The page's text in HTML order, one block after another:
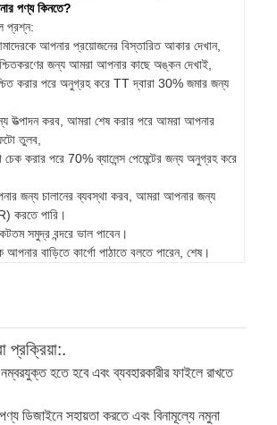
পণ্য কিনতে?
প্রশ্ন:
আপনার প্রয়োজনের বিস্তারিত আকার দেখান,
জন্য আমরা আপনার কাছে অঙ্কন দেখাই,
করার পরে অনুগ্রহ করে TT দ্বারা 30% জমার জন্য
করব, আমরা শেষ করার পরে আমরা আপনার
তুলব,
করার পরে 70% ব্যালেন্স পেমেন্টের জন্য অনুগ্রহ করে
জন্য চালানের ব্যবস্থা করব, আমরা আপনার জন্য
করতে পারি।
সমুদ্র বন্দরে ভাল পাবেন।
বাড়িতে কার্গো পাঠাতে বলতে পারেন, শেষ।
প্রক্রিয়া:.
হতে হবে এবং ব্যবহারকারীর ফাইলে রাখতে
ডিজাইনে সহায়তা করতে এবং বিনামূল্যে নমুনা